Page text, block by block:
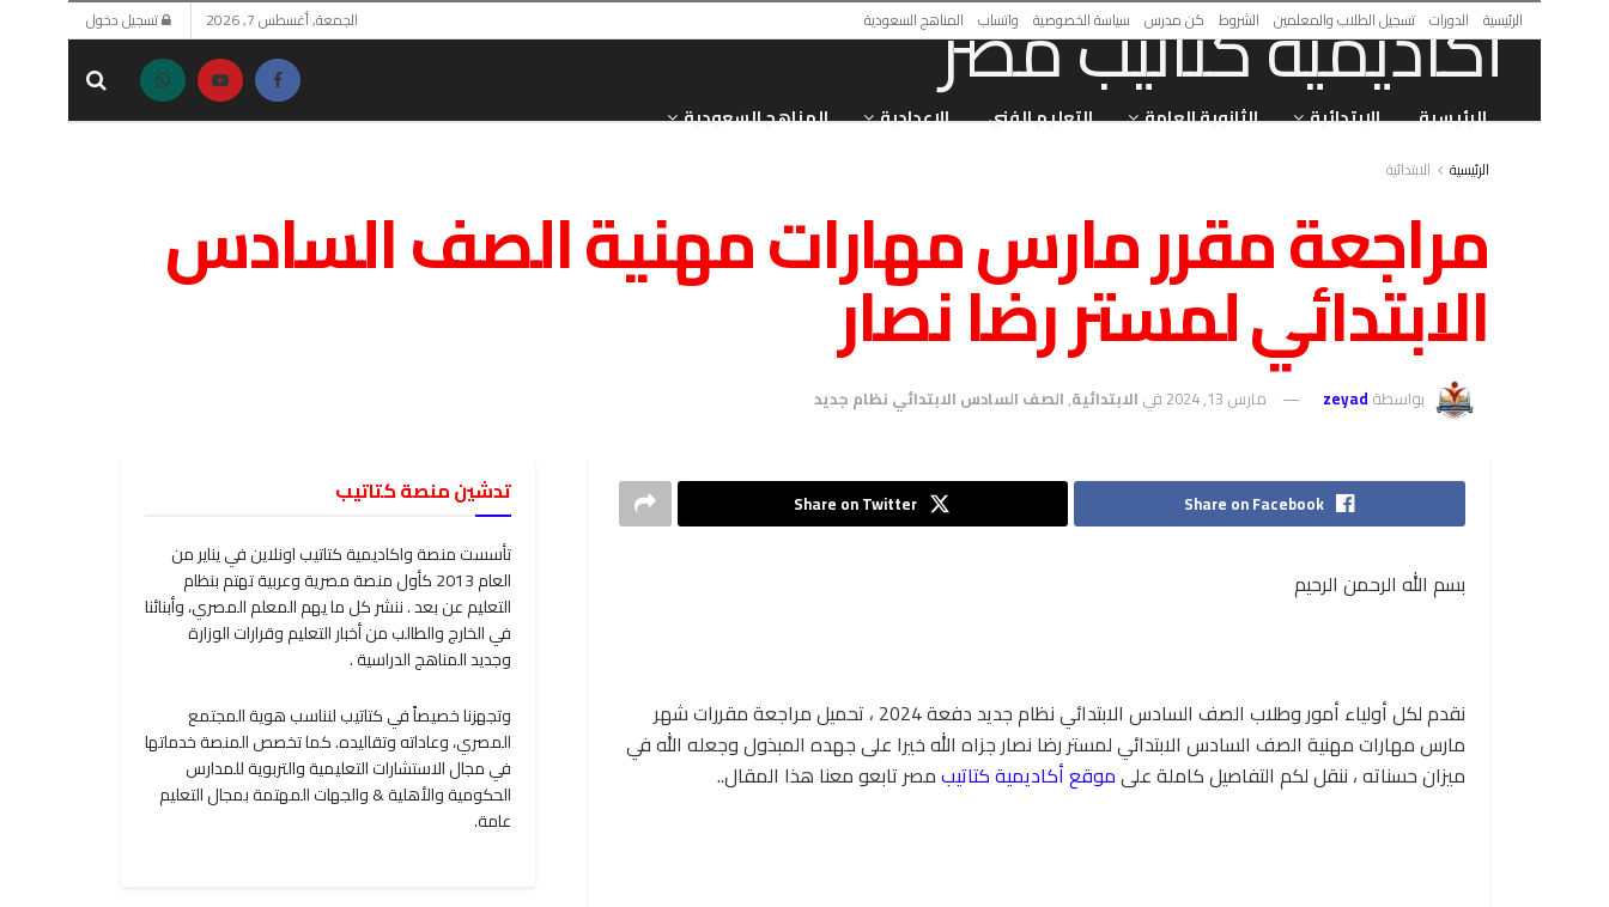
الرئيسية الدورات تسجيل الطلاب والمعلمين الشروط كن مدرس سياسة الخصوصية واتساب المناهج السعودية الجمعة, أغسطس 7, 2026 تسجيل دخول
الرئيسية الابتدائية الثانوية العامة التعليم الفني الاعدادية المناهج السعودية
الرئيسية الابتدائية
مراجعة مقرر مارس مهارات مهنية الصف السادس
الابتدائي لمستر رضا نصار
بواسطة zeyad مارس 13, 2024 في الابتدائية,الصف السادس الابتدائي نظام جديد
Share on Facebook
Share on Twitter
بسم الله الرحمن الرحيم
نقدم لكل أولياء أمور وطلاب الصف السادس الابتدائي نظام جديد دفعة 2024 ، تحميل مراجعة مقررات شهر
مارس مهارات مهنية الصف السادس الابتدائي لمستر رضا نصار جزاه الله خيرا على جهده المبذول وجعله الله في
ميزان حسناته ، ننقل لكم التفاصيل كاملة علىموقع أكاديمية كتاتيبمصر تابعو معنا هذا المقال..
تدشين منصة كتاتيب
تأسست منصة واكاديمية كتاتيب اونلاين في يناير من
العام 2013 كأول منصة مصرية وعربية تهتم بنظام
التعليم عن بعد . ننشر كل ما يهم المعلم المصري، وأبنائنا
في الخارج والطالب من أخبار التعليم وقرارات الوزارة
وجديد المناهج الدراسية .
وتجهزنا خصيصاً في كتاتيب لنناسب هوية المجتمع
المصري، وعاداته وتقاليده. كما تخصص المنصة خدماتها
في مجال الاستشارات التعليمية والتربوية للمدارس
الحكومية والأهلية & والجهات المهتمة بمجال التعليم
عامة.